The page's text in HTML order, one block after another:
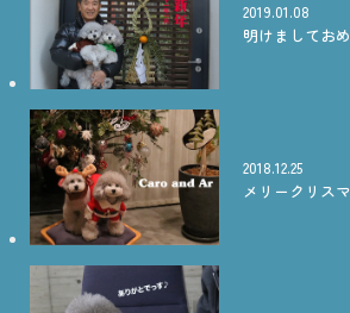
2019.01.08
明けましてお
2018.12.25
メリークリス